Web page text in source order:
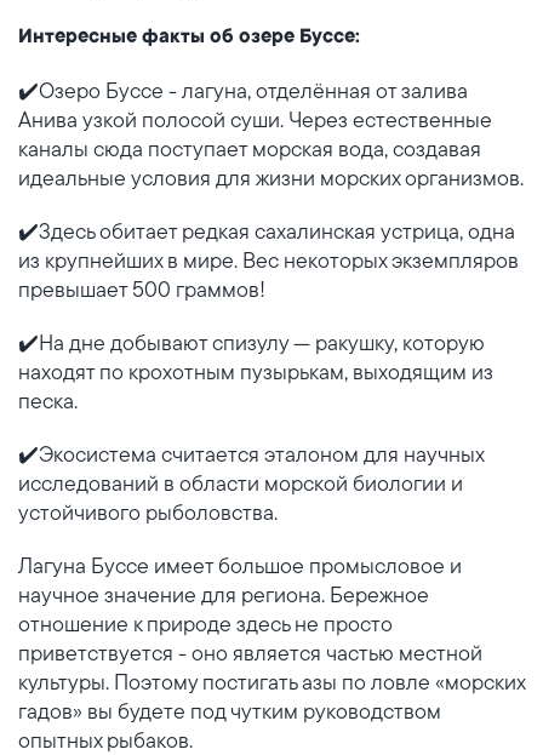
Интересные факты об озере Буссе:
✔️Озеро Буссе - лагуна, отделённая от залива
Анива узкой полосой суши. Через естественные
каналы сюда поступает морская вода, создавая
идеальные условия для жизни морских организмов.
✔️Здесь обитает редкая сахалинская устрица, одна
из крупнейших в мире. Вес некоторых экземпляров
превышает 500 граммов!
✔️На дне добывают спизулу — ракушку, которую
находят по крохотным пузырькам, выходящим из
песка.
✔️Экосистема считается эталоном для научных
исследований в области морской биологии и
устойчивого рыболовства.
Лагуна Буссе имеет большое промысловое и
научное значение для региона. Бережное
отношение к природе здесь не просто
приветствуется - оно является частью местной
культуры. Поэтому постигать азы по ловле «морских
гадов» вы будете под чутким руководством
опытных рыбаков.